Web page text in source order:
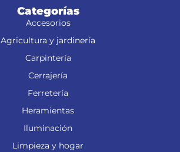
Categorías
Accesorios
Agricultura y jardinería
Carpintería
Cerrajería
Ferretería
Heramientas
Iluminación
Limpieza y hogar